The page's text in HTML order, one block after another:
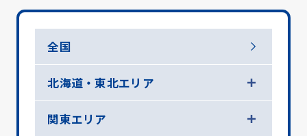
全国
北海道・東北エリア
関東エリア